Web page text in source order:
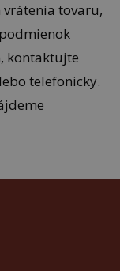
vrátenia tovaru,
kontaktujte
telefonicky.